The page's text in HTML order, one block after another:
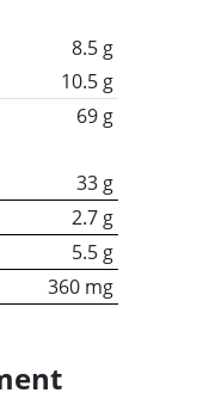
8.5 g
10.5 g
69 g
33 g
2.7 g
5.5 g
360 mg